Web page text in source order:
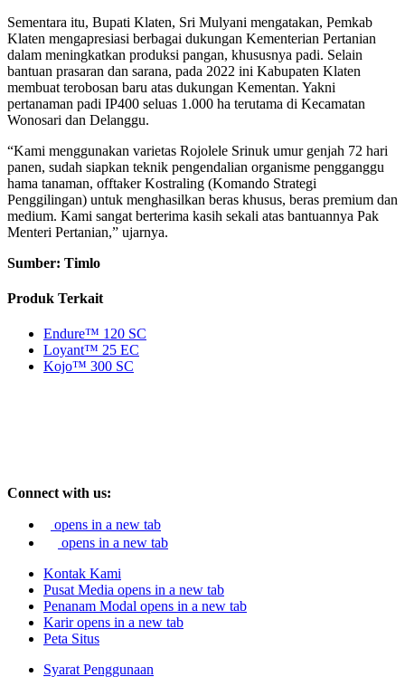
Sementara itu, Bupati Klaten, Sri Mulyani mengatakan, Pemkab
Klaten mengapresiasi berbagai dukungan Kementerian Pertanian
dalam meningkatkan produksi pangan, khususnya padi. Selain
bantuan prasaran dan sarana, pada 2022 ini Kabupaten Klaten
membuat terobosan baru atas dukungan Kementan. Yakni
pertanaman padi IP400 seluas 1.000 ha terutama di Kecamatan
Wonosari dan Delanggu.
“Kami menggunakan varietas Rojolele Srinuk umur genjah 72 hari
panen, sudah siapkan teknik pengendalian organisme pengganggu
hama tanaman, offtaker Kostraling (Komando Strategi
Penggilingan) untuk menghasilkan beras khusus, beras premium dan
medium. Kami sangat berterima kasih sekali atas bantuannya Pak
Menteri Pertanian,” ujarnya.
Sumber: Timlo
Produk Terkait
Endure™ 120 SC
Loyant™ 25 EC
Kojo™ 300 SC
Connect with us:
opens in a new tab
opens in a new tab
Kontak Kami
Pusat Media opens in a new tab
Penanam Modal opens in a new tab
Karir opens in a new tab
Peta Situs
Syarat Penggunaan